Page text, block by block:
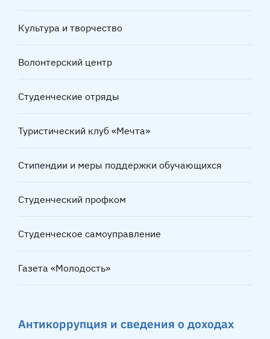
Культура и творчество
Волонтерский центр
Студенческие отряды
Туристический клуб «Мечта»
Стипендии и меры поддержки обучающихся
Студенческий профком
Студенческое самоуправление
Газета «Молодость»
Антикоррупция и сведения о доходах